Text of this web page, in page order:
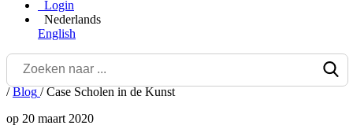
Login
Nederlands
English
/Blog /Case Scholen in de Kunst
op 20 maart 2020